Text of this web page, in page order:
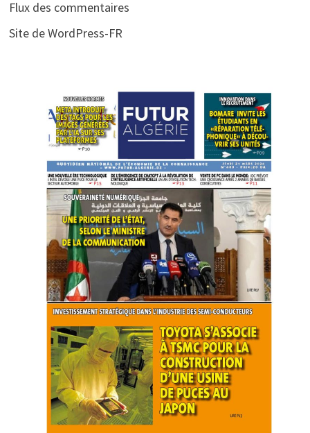
Flux des commentaires
Site de WordPress-FR